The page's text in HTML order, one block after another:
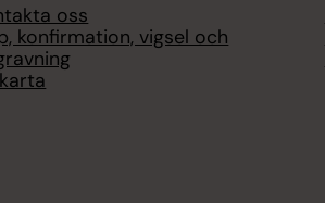
oss
konfirmation, vigsel och